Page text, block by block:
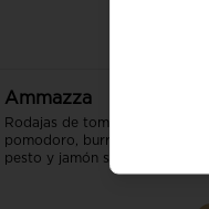
Ammazza
Rodajas de tomate fresco, base
pomodoro, burrata cremoso,
pesto y jamón serrano.